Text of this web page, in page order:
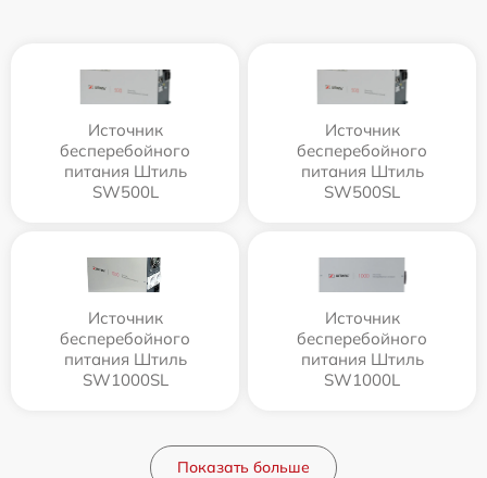
Источник
бесперебойного
питания Штиль
SW500L
Источник
бесперебойного
питания Штиль
SW500SL
Источник
бесперебойного
питания Штиль
SW1000SL
Источник
бесперебойного
питания Штиль
SW1000L
Показать больше